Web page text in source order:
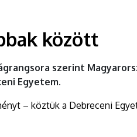
között
szerint
Egyetem.
– köztük a Debreceni